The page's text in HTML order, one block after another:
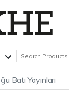
Batı Yayınları